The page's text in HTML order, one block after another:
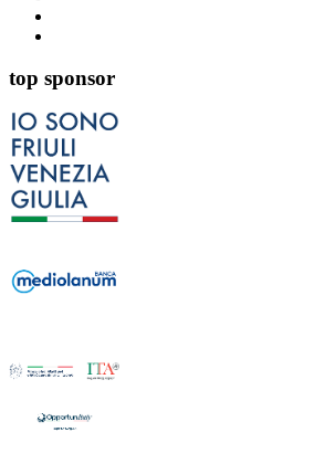
top sponsor